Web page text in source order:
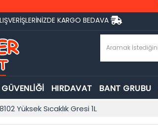
KARGO BEDAVA
HIRDAVAT BANT GRUBU
Yüksek Sıcaklık Gresi 1L